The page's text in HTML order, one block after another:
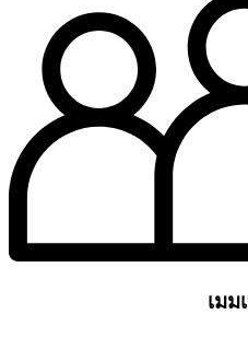
เมม